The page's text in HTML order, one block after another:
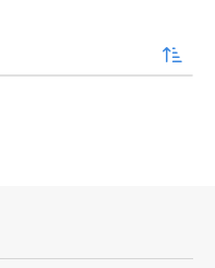
enviar